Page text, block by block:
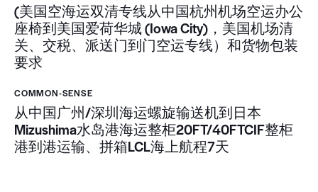
(美国空海运双清专线从中国杭州机场空运办公
座椅到美国爱荷华城 (Iowa City)，美国机场清
关、交税、派送门到门空运专线）和货物包装
要求
COMMON-SENSE
从中国广州/深圳海运螺旋输送机到日本
Mizushima水岛港海运整柜20FT/40FTCIF整柜
港到港运输、拼箱LCL海上航程7天